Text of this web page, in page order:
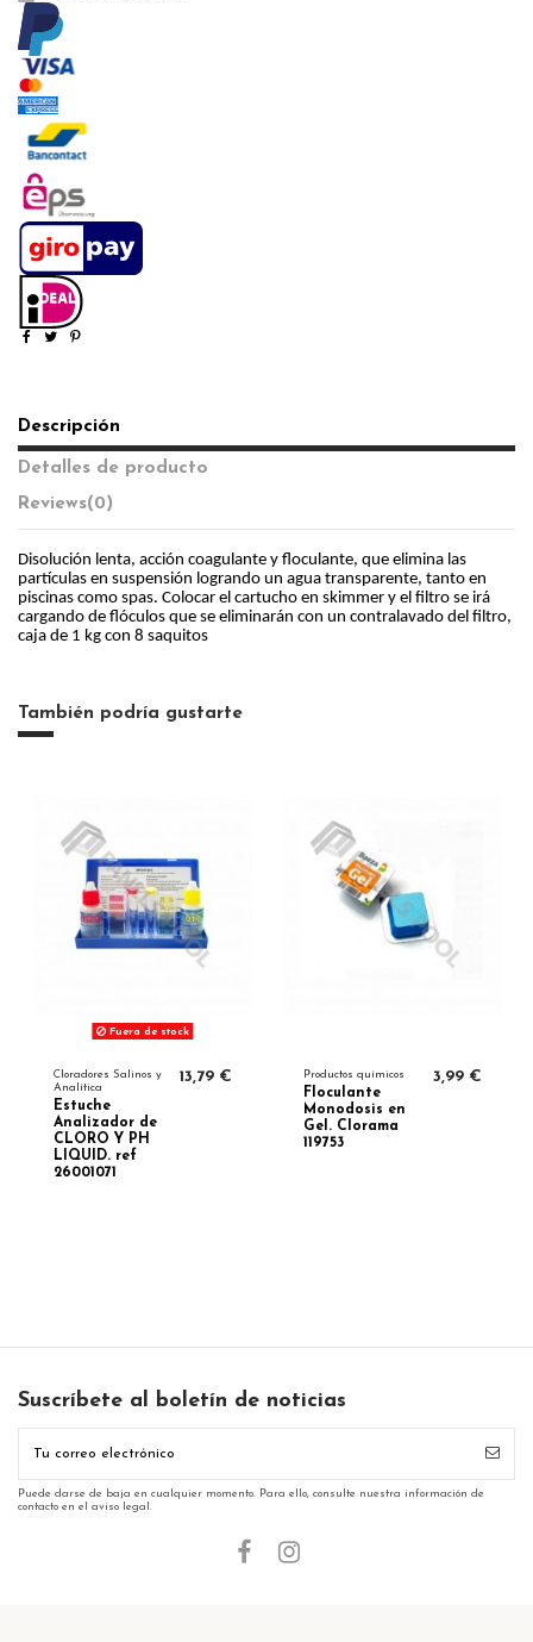
Descripción
Detalles de producto
Reviews(0)
Disolución lenta, acción coagulante y floculante, que elimina las
partículas en suspensión logrando un agua transparente, tanto en
piscinas como spas. Colocar el cartucho en skimmer y el filtro se irá
cargando de flóculos que se eliminarán con un contralavado del filtro,
caja de 1 kg con 8 saquitos
También podría gustarte
Fuera de stock
Cloradores Salinos y
Analítica
Estuche
Analizador de
CLORO Y PH
LIQUID. ref
26001071
13,79 € Productos químicos
Floculante
Monodosis en
Gel. Clorama
119753
3,99 €
Suscríbete al boletín de noticias
Puede darse de baja en cualquier momento. Para ello, consulte nuestra información de
contacto en el aviso legal.